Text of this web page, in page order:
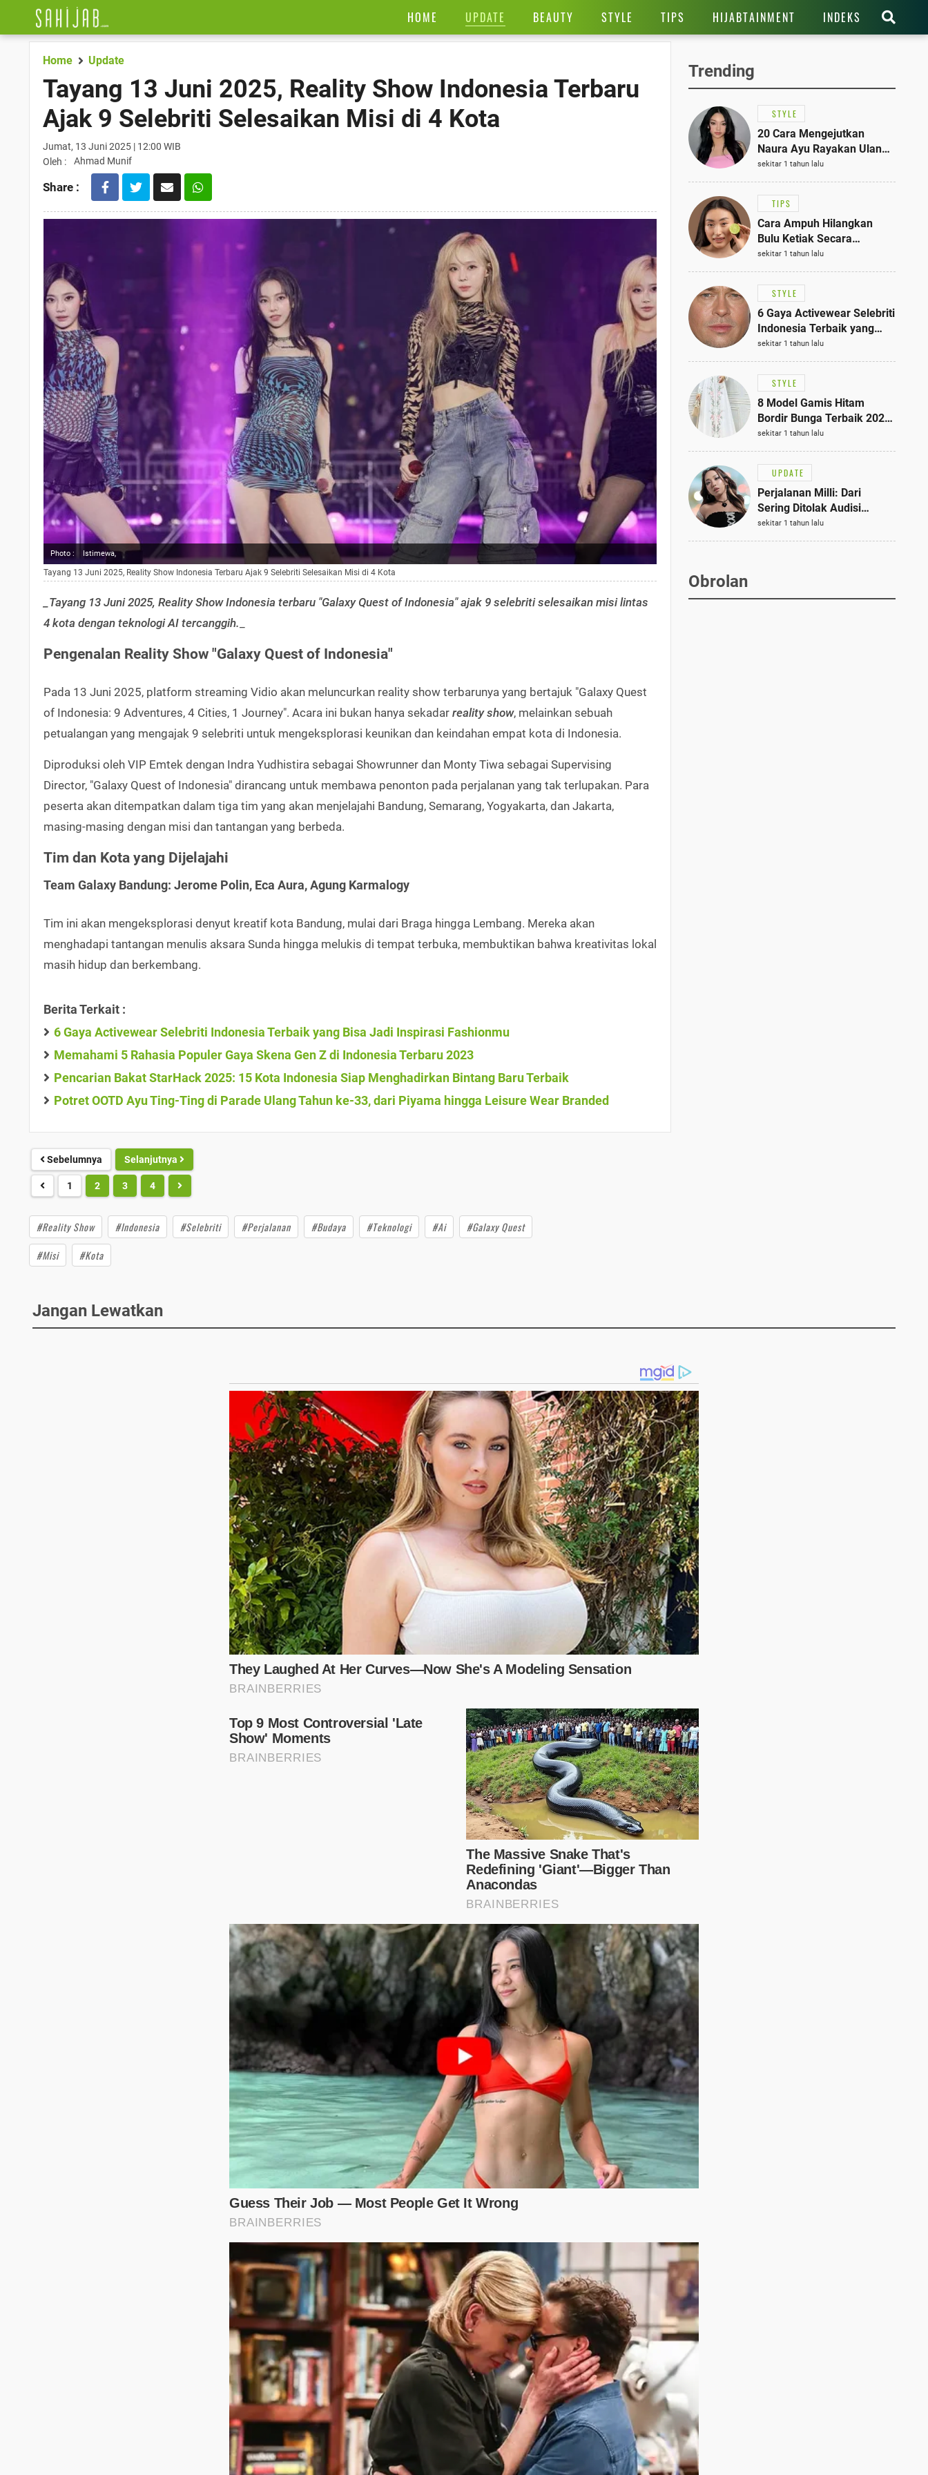
HOME UPDATE BEAUTY STYLE TIPS HIJABTAINMENT INDEKS
Home Update
Tayang 13 Juni 2025, Reality Show Indonesia Terbaru
Ajak 9 Selebriti Selesaikan Misi di 4 Kota
Jumat, 13 Juni 2025 | 12:00 WIB
Oleh :
Ahmad Munif
Share :
Photo : Istimewa,
Tayang 13 Juni 2025, Reality Show Indonesia Terbaru Ajak 9 Selebriti Selesaikan Misi di 4 Kota
_Tayang 13 Juni 2025, Reality Show Indonesia terbaru "Galaxy Quest of Indonesia" ajak 9 selebriti selesaikan misi lintas
4 kota dengan teknologi AI tercanggih.
Pengenalan Reality Show "Galaxy Quest of Indonesia"
Pada 13 Juni 2025, platform streaming Vidio akan meluncurkan reality show terbarunya yang bertajuk "Galaxy Quest
of Indonesia: 9 Adventures, 4 Cities, 1 Journey". Acara ini bukan hanya sekadar reality show, melainkan sebuah
petualangan yang mengajak 9 selebriti untuk mengeksplorasi keunikan dan keindahan empat kota di Indonesia.
Diproduksi oleh VIP Emtek dengan Indra Yudhistira sebagai Showrunner dan Monty Tiwa sebagai Supervising
Director, "Galaxy Quest of Indonesia" dirancang untuk membawa penonton pada perjalanan yang tak terlupakan. Para
peserta akan ditempatkan dalam tiga tim yang akan menjelajahi Bandung, Semarang, Yogyakarta, dan Jakarta,
masing-masing dengan misi dan tantangan yang berbeda.
Tim dan Kota yang Dijelajahi
Team Galaxy Bandung: Jerome Polin, Eca Aura, Agung Karmalogy
Tim ini akan mengeksplorasi denyut kreatif kota Bandung, mulai dari Braga hingga Lembang. Mereka akan
menghadapi tantangan menulis aksara Sunda hingga melukis di tempat terbuka, membuktikan bahwa kreativitas lokal
masih hidup dan berkembang.
Berita Terkait :
6 Gaya Activewear Selebriti Indonesia Terbaik yang Bisa Jadi Inspirasi Fashionmu
Memahami 5 Rahasia Populer Gaya Skena Gen Z di Indonesia Terbaru 2023
Pencarian Bakat StarHack 2025: 15 Kota Indonesia Siap Menghadirkan Bintang Baru Terbaik
Potret OOTD Ayu Ting-Ting di Parade Ulang Tahun ke-33, dari Piyama hingga Leisure Wear Branded
Sebelumnya Selanjutnya
1 2 3 4
#Reality Show #Indonesia #Selebriti #Perjalanan #Budaya #Teknologi #Ai
#Galaxy Quest
#Misi
#Kota
Trending
STYLE
20 Cara Mengejutkan
Naura Ayu Rayakan Ulang
Tahun di Panti Asuhan,
Terlihat Anggun dengan
Kaftan Cokelat
sekitar 1 tahun lalu
TIPS
Cara Ampuh Hilangkan
Bulu Ketiak Secara
Permanen dalam 5
Langkah Sederhana
sekitar 1 tahun lalu
STYLE
6 Gaya Activewear Selebriti
Indonesia Terbaik yang
Bisa Jadi Inspirasi
Fashionmu
sekitar 1 tahun lalu
STYLE
8 Model Gamis Hitam
Bordir Bunga Terbaik 2025,
Stylish untuk Hangout
hingga Acara Semi-Formal
sekitar 1 tahun lalu
UPDATE
Perjalanan Milli: Dari
Sering Ditolak Audisi
hingga Menjadi Rapper Top
10 Thailand
sekitar 1 tahun lalu
Obrolan
Jangan Lewatkan